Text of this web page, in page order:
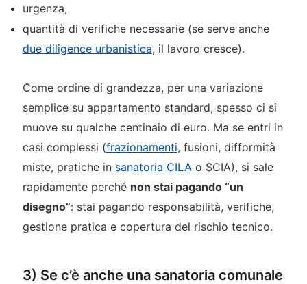
urgenza,
quantità di verifiche necessarie (se serve anche
due diligence urbanistica, il lavoro cresce).
Come ordine di grandezza, per una variazione
semplice su appartamento standard, spesso ci si
muove su qualche centinaio di euro. Ma se entri in
casi complessi (frazionamenti, fusioni, difformità
miste, pratiche in sanatoria CILA o SCIA), si sale
rapidamente perché non stai pagando “un
disegno”: stai pagando responsabilità, verifiche,
gestione pratica e copertura del rischio tecnico.
3) Se c’è anche una sanatoria comunale